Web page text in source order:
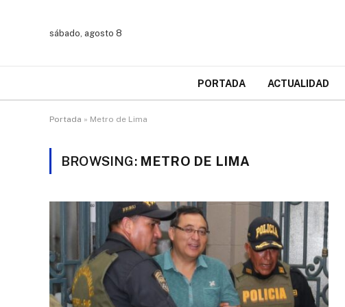
sábado, agosto 8
PORTADA ACTUALIDAD
Portada » Metro de Lima
BROWSING: METRO DE LIMA